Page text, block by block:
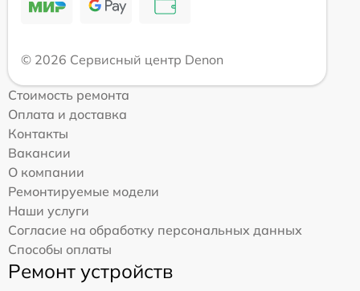
© 2026 Сервисный центр Denon
Стоимость ремонта
Оплата и доставка
Контакты
Вакансии
О компании
Ремонтируемые модели
Наши услуги
Согласие на обработку персональных данных
Способы оплаты
Ремонт устройств